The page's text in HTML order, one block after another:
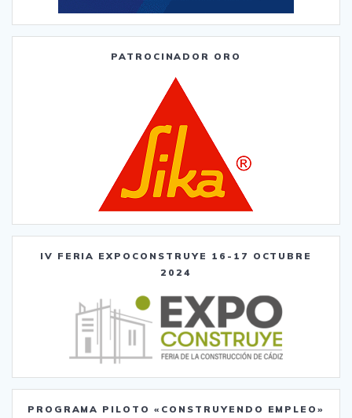
PATROCINADOR ORO
IV FERIA EXPOCONSTRUYE 16-17 OCTUBRE
2024
PROGRAMA PILOTO «CONSTRUYENDO EMPLEO»